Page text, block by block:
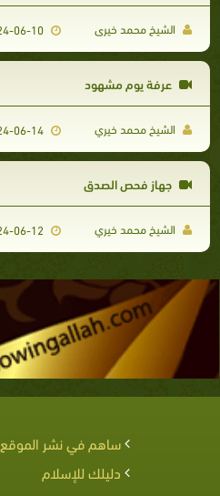
الشيخ محمد خيرى 2024-06-10
عرفة يوم مشهود
الشيخ محمد خيري 2024-06-14
جهاز فحص الصدق
الشيخ محمد خيري
ساهم في نشر الموقع
دليلك للإسلام